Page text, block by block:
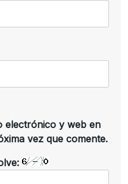
electrónico y web en
vez que comente.